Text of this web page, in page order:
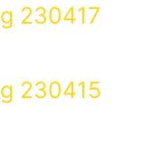
230417
230415